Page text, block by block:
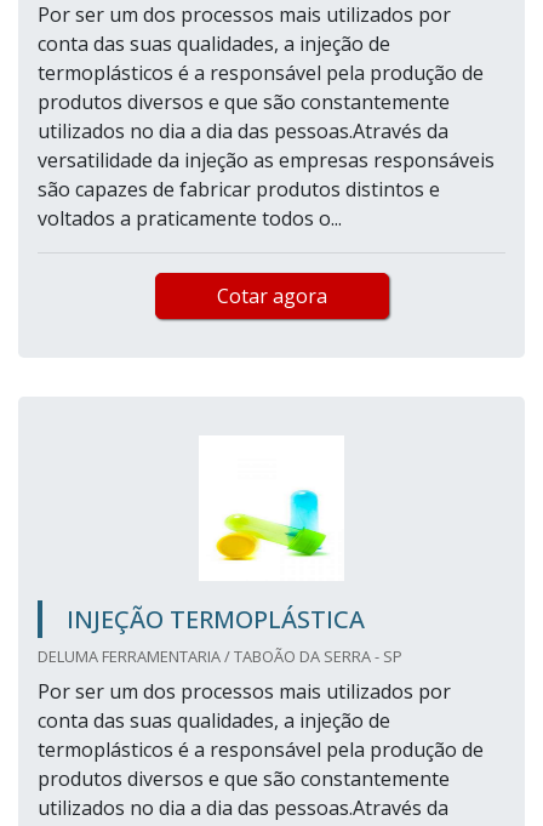
Por ser um dos processos mais utilizados por
conta das suas qualidades, a injeção de
termoplásticos é a responsável pela produção de
produtos diversos e que são constantemente
utilizados no dia a dia das pessoas.Através da
versatilidade da injeção as empresas responsáveis
são capazes de fabricar produtos distintos e
voltados a praticamente todos o...
Cotar agora
INJEÇÃO TERMOPLÁSTICA
DELUMA FERRAMENTARIA / TABOÃO DA SERRA - SP
Por ser um dos processos mais utilizados por
conta das suas qualidades, a injeção de
termoplásticos é a responsável pela produção de
produtos diversos e que são constantemente
utilizados no dia a dia das pessoas.Através da